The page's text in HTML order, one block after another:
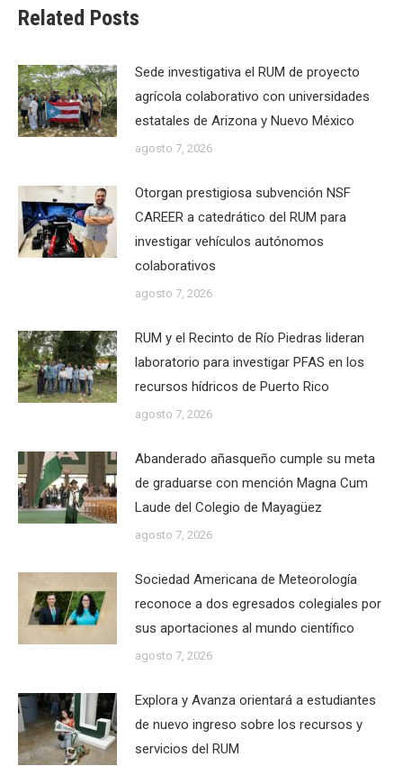
Related Posts
Sede investigativa el RUM de proyecto
agrícola colaborativo con universidades
estatales de Arizona y Nuevo México
agosto 7, 2026
Otorgan prestigiosa subvención NSF
CAREER a catedrático del RUM para
investigar vehículos autónomos
colaborativos
agosto 7, 2026
RUM y el Recinto de Río Piedras lideran
laboratorio para investigar PFAS en los
recursos hídricos de Puerto Rico
agosto 7, 2026
Abanderado añasqueño cumple su meta
de graduarse con mención Magna Cum
Laude del Colegio de Mayagüez
agosto 7, 2026
Sociedad Americana de Meteorología
reconoce a dos egresados colegiales por
sus aportaciones al mundo científico
agosto 7, 2026
Explora y Avanza orientará a estudiantes
de nuevo ingreso sobre los recursos y
servicios del RUM